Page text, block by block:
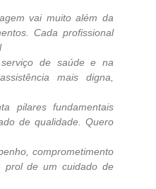
vai muito além da
Cada profissional
de saúde e na
mais digna,
pilares fundamentais
de qualidade. Quero
comprometimento
prol de um cuidado de